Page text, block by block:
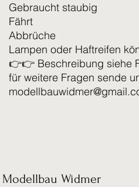
Gebraucht staubig
Fährt
Abbrüche
Lampen oder Haftreifen
👉👉 Beschreibung siehe
für weitere Fragen sende
Modellbau Widmer